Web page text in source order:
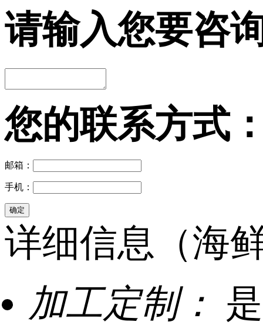
请输入您要咨
您的联系方式
邮箱：
手机：
详细信息（海
加工定制： 是